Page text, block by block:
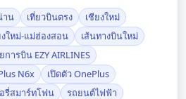
าน เที่ยวบินตรง
เชียงใหม่
ใหม่-แม่ฮ่องสอน
เส้นทางบินใหม่
การบิน EZY AIRLINES
N6x
เปิดตัว OnePlus
รี่สมาร์ทโฟน
รถยนต์ไฟฟ้า